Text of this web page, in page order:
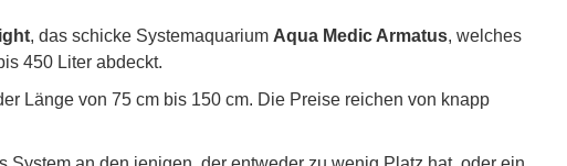
, das schicke Systemaquarium Aqua Medic Armatus, welches
450 Liter abdeckt.
Länge von 75 cm bis 150 cm. Die Preise reichen von knapp